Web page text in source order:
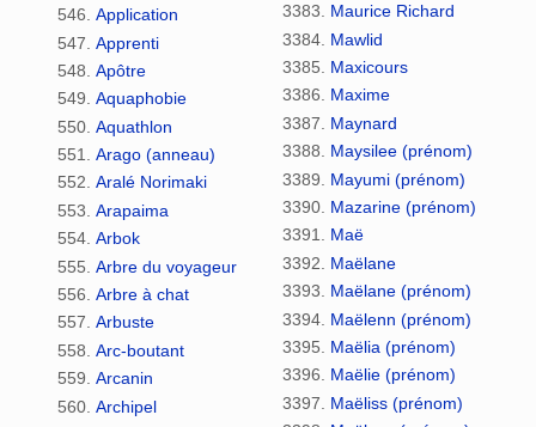
Application
Apprenti
Apôtre
Aquaphobie
Aquathlon
Arago (anneau)
Aralé Norimaki
Arapaima
Arbok
Arbre du voyageur
Arbre à chat
Arbuste
Arc-boutant
Arcanin
Archipel
Maurice Richard
Mawlid
Maxicours
Maxime
Maynard
Maysilee (prénom)
Mayumi (prénom)
Mazarine (prénom)
Maë
Maëlane
Maëlane (prénom)
Maëlenn (prénom)
Maëlia (prénom)
Maëlie (prénom)
Maëliss (prénom)